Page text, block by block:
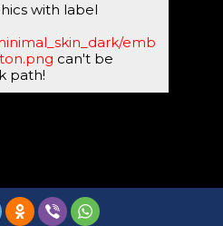
with label
emb
can't be
path!